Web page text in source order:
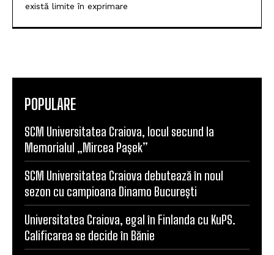
există limite în exprimare
POPULARE
SCM Universitatea Craiova, locul secund la
Memorialul „Mircea Pașek”
SCM Universitatea Craiova debutează în noul
sezon cu campioana Dinamo București
Universitatea Craiova, egal în Finlanda cu KuPS.
Calificarea se decide în Bănie